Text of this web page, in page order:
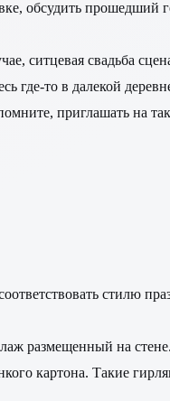
обсудить
ситцевая свадьба
где-то в далекой
приглашать на
стилю
размещенный на
картона. Такие